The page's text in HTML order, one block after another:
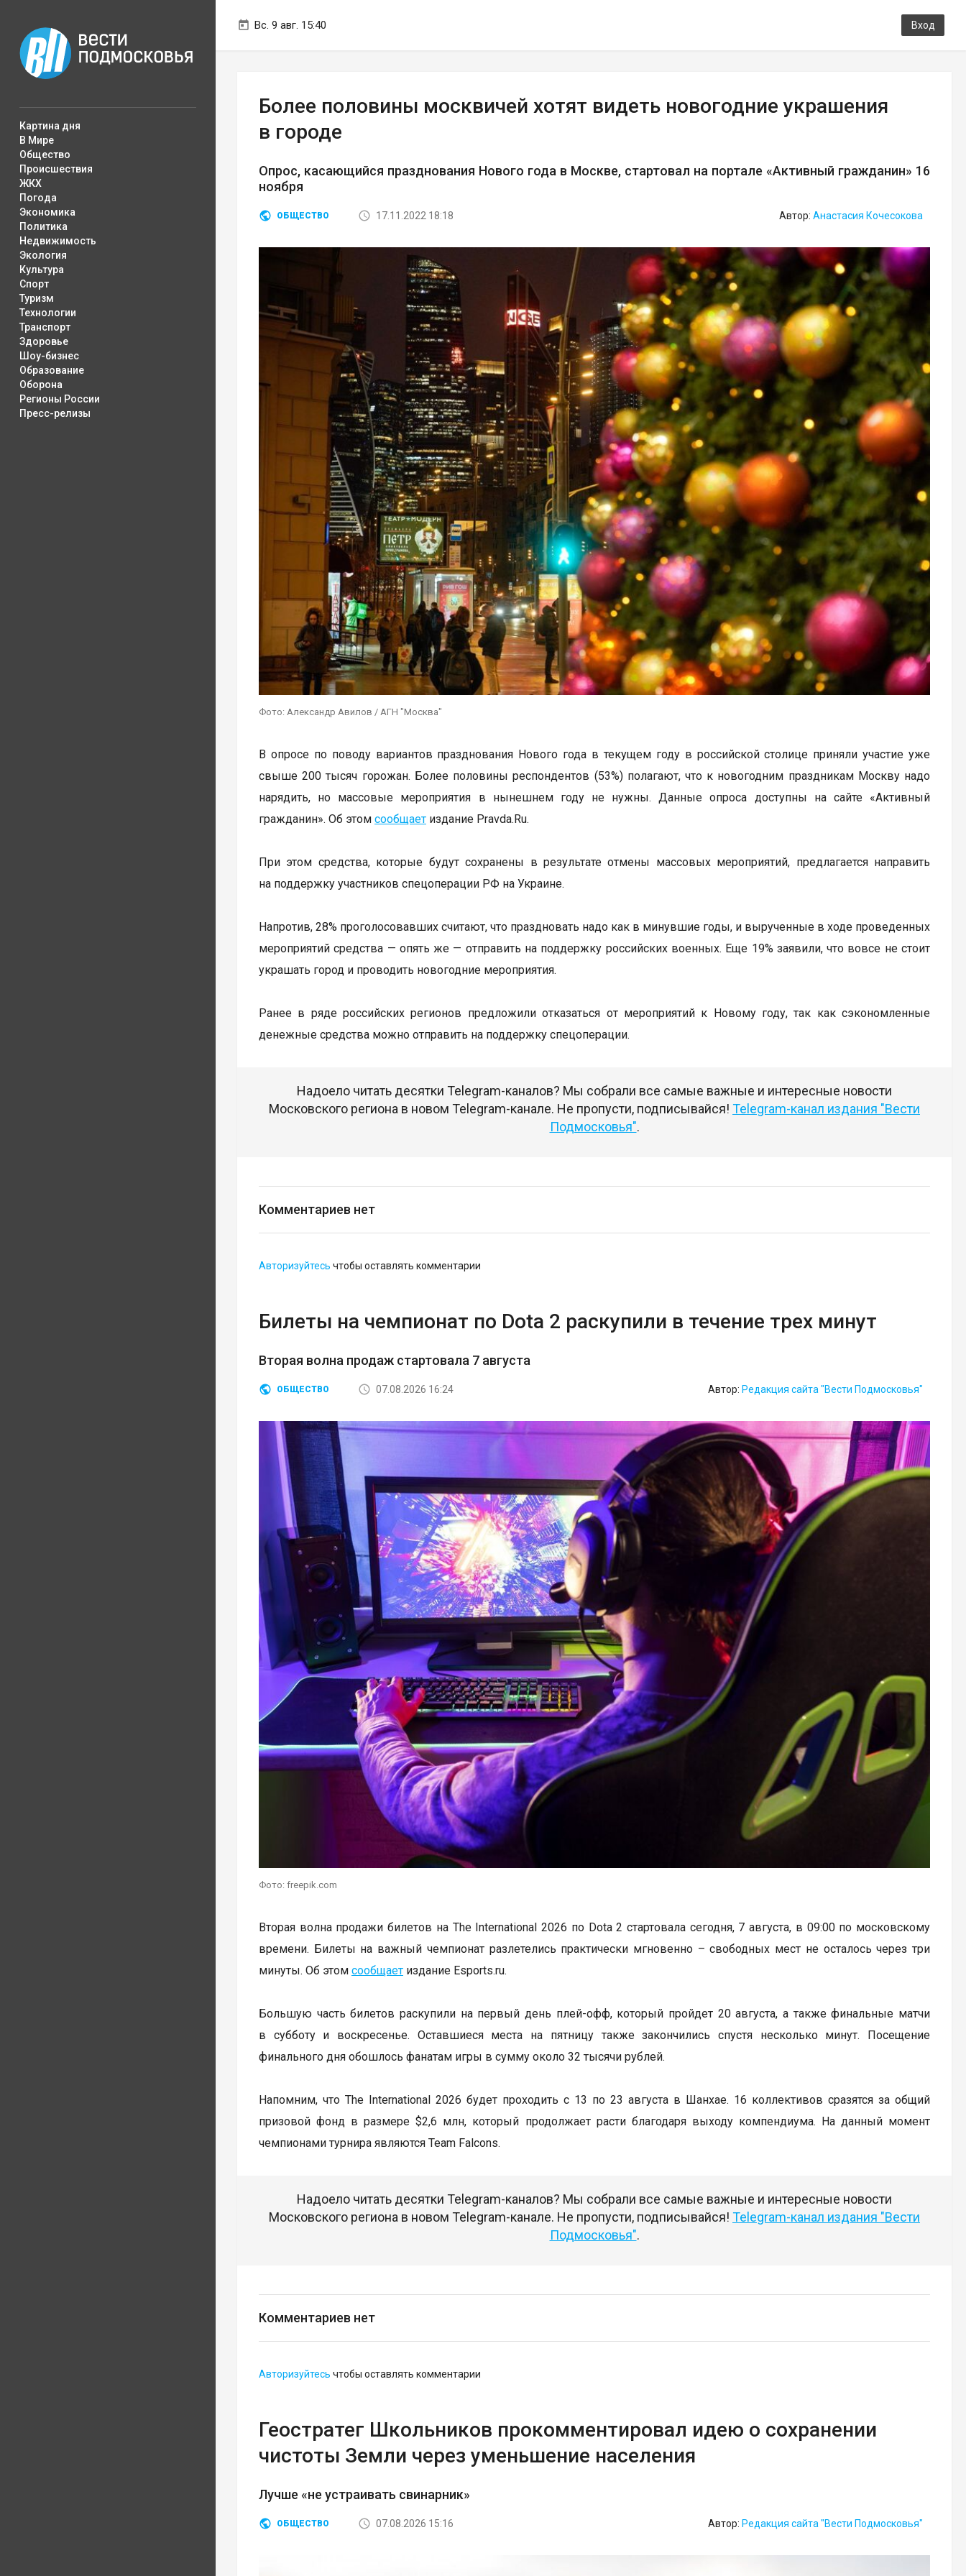
Вс. 9 авг. 15:40 Вход
Картина дня
В Мире
Общество
Происшествия
ЖКХ
Погода
Экономика
Политика
Недвижимость
Экология
Культура
Спорт
Туризм
Технологии
Транспорт
Здоровье
Шоу-бизнес
Образование
Оборона
Регионы России
Пресс-релизы
Более половины москвичей хотят видеть новогодние украшения
в городе
Опрос, касающийся празднования Нового года в Москве, стартовал на портале «Активный гражданин» 16
ноября
ОБЩЕСТВО 17.11.2022 18:18 Автор: Анастасия Кочесокова
Фото: Александр Авилов / АГН "Москва"
В опросе по поводу вариантов празднования Нового года в текущем году в российской столице приняли участие уже
свыше 200 тысяч горожан. Более половины респондентов (53%) полагают, что к новогодним праздникам Москву надо
нарядить, но массовые мероприятия в нынешнем году не нужны. Данные опроса доступны на сайте «Активный
гражданин». Об этом сообщает издание Pravda.Ru.
При этом средства, которые будут сохранены в результате отмены массовых мероприятий, предлагается направить
на поддержку участников спецоперации РФ на Украине.
Напротив, 28% проголосовавших считают, что праздновать надо как в минувшие годы, и вырученные в ходе проведенных
мероприятий средства — опять же — отправить на поддержку российских военных. Еще 19% заявили, что вовсе не стоит
украшать город и проводить новогодние мероприятия.
Ранее в ряде российских регионов предложили отказаться от мероприятий к Новому году, так как сэкономленные
денежные средства можно отправить на поддержку спецоперации.
Надоело читать десятки Telegram-каналов? Мы собрали все самые важные и интересные новости
Московского региона в новом Telegram-канале. Не пропусти, подписывайся! Telegram-канал издания "Вести
Подмосковья".
Комментариев нет
Авторизуйтесь чтобы оставлять комментарии
Билеты на чемпионат по Dota 2 раскупили в течение трех минут
Вторая волна продаж стартовала 7 августа
ОБЩЕСТВО 07.08.2026 16:24 Автор: Редакция сайта "Вести Подмосковья"
Фото: freepik.com
Вторая волна продажи билетов на The International 2026 по Dota 2 стартовала сегодня, 7 августа, в 09:00 по московскому
времени. Билеты на важный чемпионат разлетелись практически мгновенно – свободных мест не осталось через три
минуты. Об этом сообщает издание Esports.ru.
Большую часть билетов раскупили на первый день плей-офф, который пройдет 20 августа, а также финальные матчи
в субботу и воскресенье. Оставшиеся места на пятницу также закончились спустя несколько минут. Посещение
финального дня обошлось фанатам игры в сумму около 32 тысячи рублей.
Напомним, что The International 2026 будет проходить с 13 по 23 августа в Шанхае. 16 коллективов сразятся за общий
призовой фонд в размере $2,6 млн, который продолжает расти благодаря выходу компендиума. На данный момент
чемпионами турнира являются Team Falcons.
Надоело читать десятки Telegram-каналов? Мы собрали все самые важные и интересные новости
Московского региона в новом Telegram-канале. Не пропусти, подписывайся! Telegram-канал издания "Вести
Подмосковья".
Комментариев нет
Авторизуйтесь чтобы оставлять комментарии
Геостратег Школьников прокомментировал идею о сохранении
чистоты Земли через уменьшение населения
Лучше «не устраивать свинарник»
ОБЩЕСТВО 07.08.2026 15:16 Автор: Редакция сайта "Вести Подмосковья"